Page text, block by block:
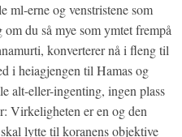
ml-erne og venstristene som
du så mye som ymtet frempå
konverterer nå i fleng til
i heiagjengen til Hamas og
alt-eller-ingenting, ingen plass
Virkeligheten er en og den
lytte til koranens objektive